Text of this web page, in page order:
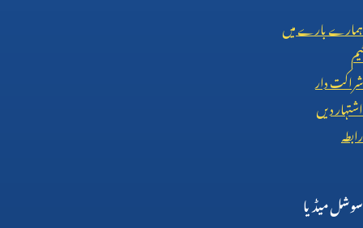
ہمارے بارے میں
ٹیم
شراکت دار
اشتہار دیں
رابطہ
سوشل میڈیا